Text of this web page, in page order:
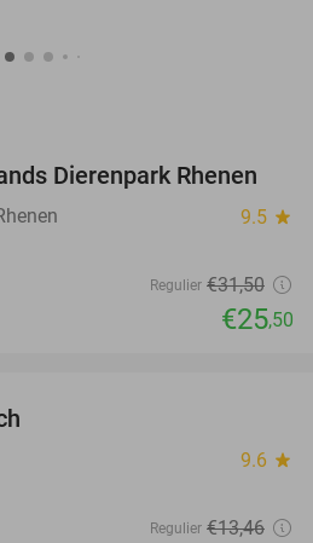
19%
Dierenpark Rhenen
9.5 star
Regulier €31,50
€25,50
9.6 star
Regulier €13,46